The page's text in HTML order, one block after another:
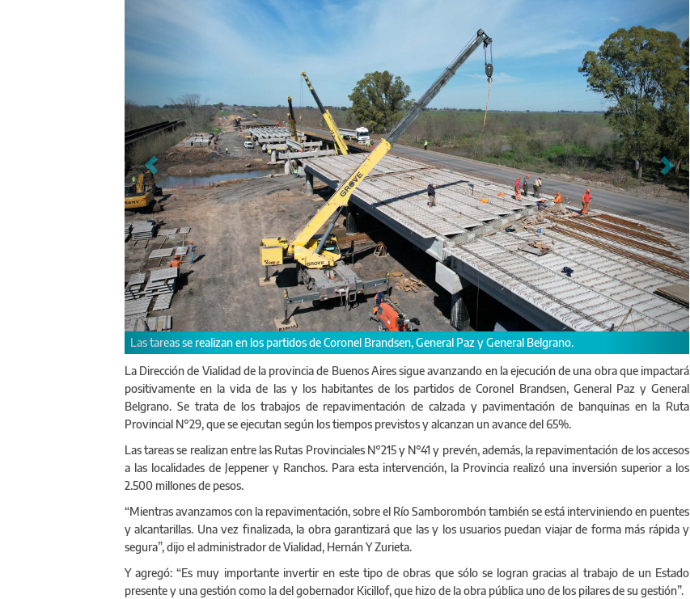
General Paz y General Belgrano. La Provincia realizó una inversión superior a los 2.500 millones de pesos.
La Dirección de Vialidad de la provincia de Buenos Aires sigue avanzando en la ejecución de una obra que impactará
positivamente en la vida de las y los habitantes de los partidos de Coronel Brandsen, General Paz y General
Belgrano. Se trata de los trabajos de repavimentación de calzada y pavimentación de banquinas en la Ruta
Provincial N°29, que se ejecutan según los tiempos previstos y alcanzan un avance del 65%.
Las tareas se realizan entre las Rutas Provinciales N°215 y N°41 y prevén, además, la repavimentación de los accesos
a las localidades de Jeppener y Ranchos. Para esta intervención, la Provincia realizó una inversión superior a los
2.500 millones de pesos.
“Mientras avanzamos con la repavimentación, sobre el Río Samborombón también se está interviniendo en puentes
y alcantarillas. Una vez finalizada, la obra garantizará que las y los usuarios puedan viajar de forma más rápida y
segura”, dijo el administrador de Vialidad, Hernán Y Zurieta.
Y agregó: “Es muy importante invertir en este tipo de obras que sólo se logran gracias al trabajo de un Estado
presente y una gestión como la del gobernador Kicillof, que hizo de la obra pública uno de los pilares de su gestión”.